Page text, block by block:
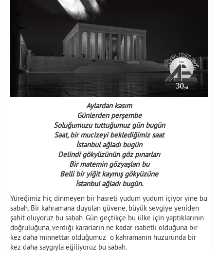
Aylardan kasım
Günlerden perşembe
Soluğumuzu tuttuğumuz gün bugün
Saat, bir mucizeyi beklediğimiz saat
İstanbul ağladı bugün
Delindi gökyüzünün göz pınarları
Bir matemin gözyaşları bu
Belli bir yiğit kaymış gökyüzüne
İstanbul ağladı bugün.
Yüreğimiz hiç dinmeyen bir hasreti yudum yudum içiyor yine bu
sabah. Bir kahramana duyulan güvene, büyük sevgiye yeniden
şahit oluyoruz bu sabah. Gün geçtikçe bu ülke için yaptıklarının
doğruluğuna, verdiği kararların ne kadar isabetli olduğuna bir
kez daha minnettar olduğumuz o kahramanın huzurunda bir
kez daha saygıyla eğiliyoruz bu sabah.